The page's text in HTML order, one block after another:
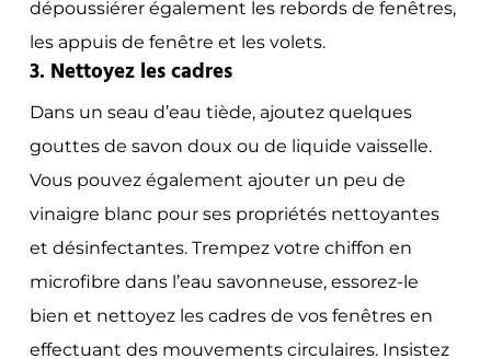
dépoussiérer également les rebords de fenêtres,
les appuis de fenêtre et les volets.
3. Nettoyez les cadres
Dans un seau d’eau tiède, ajoutez quelques
gouttes de savon doux ou de liquide vaisselle.
Vous pouvez également ajouter un peu de
vinaigre blanc pour ses propriétés nettoyantes
et désinfectantes. Trempez votre chiffon en
microfibre dans l’eau savonneuse, essorez-le
bien et nettoyez les cadres de vos fenêtres en
effectuant des mouvements circulaires. Insistez